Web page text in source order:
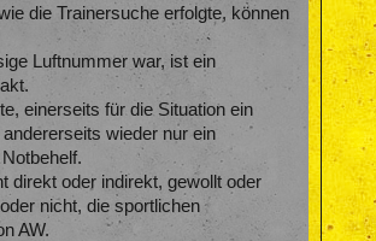
die Trainersuche erfolgte, können
Luftnummer war, ist ein
einerseits für die Situation ein
wieder nur ein
direkt oder indirekt, gewollt oder
nicht, die sportlichen
AW.